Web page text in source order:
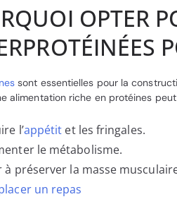
OPTER
sont essentielles pour la
alimentation riche en protéines peut
l’appétit et les fringales.
le métabolisme.
à préserver la masse
un repas